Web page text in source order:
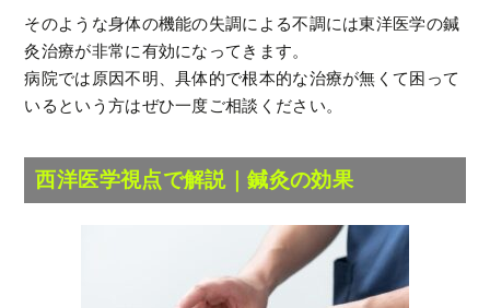
そのような身体の機能の失調による不調には東洋医学の鍼
灸治療が非常に有効になってきます。
病院では原因不明、具体的で根本的な治療が無くて困って
いるという方はぜひ一度ご相談ください。
西洋医学視点で解説｜鍼灸の効果